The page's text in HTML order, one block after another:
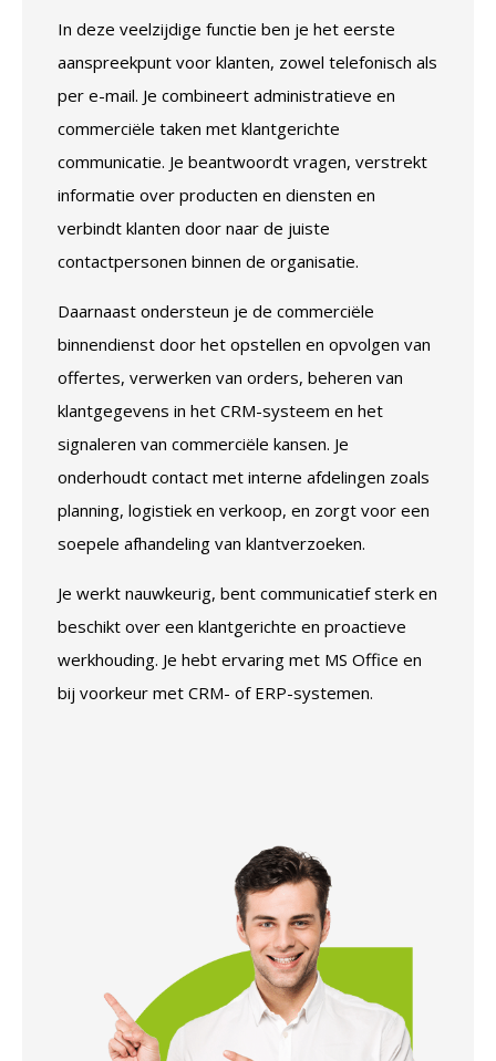
In deze veelzijdige functie ben je het eerste
aanspreekpunt voor klanten, zowel telefonisch als
per e-mail. Je combineert administratieve en
commerciële taken met klantgerichte
communicatie. Je beantwoordt vragen, verstrekt
informatie over producten en diensten en
verbindt klanten door naar de juiste
contactpersonen binnen de organisatie.
Daarnaast ondersteun je de commerciële
binnendienst door het opstellen en opvolgen van
offertes, verwerken van orders, beheren van
klantgegevens in het CRM-systeem en het
signaleren van commerciële kansen. Je
onderhoudt contact met interne afdelingen zoals
planning, logistiek en verkoop, en zorgt voor een
soepele afhandeling van klantverzoeken.
Je werkt nauwkeurig, bent communicatief sterk en
beschikt over een klantgerichte en proactieve
werkhouding. Je hebt ervaring met MS Office en
bij voorkeur met CRM- of ERP-systemen.